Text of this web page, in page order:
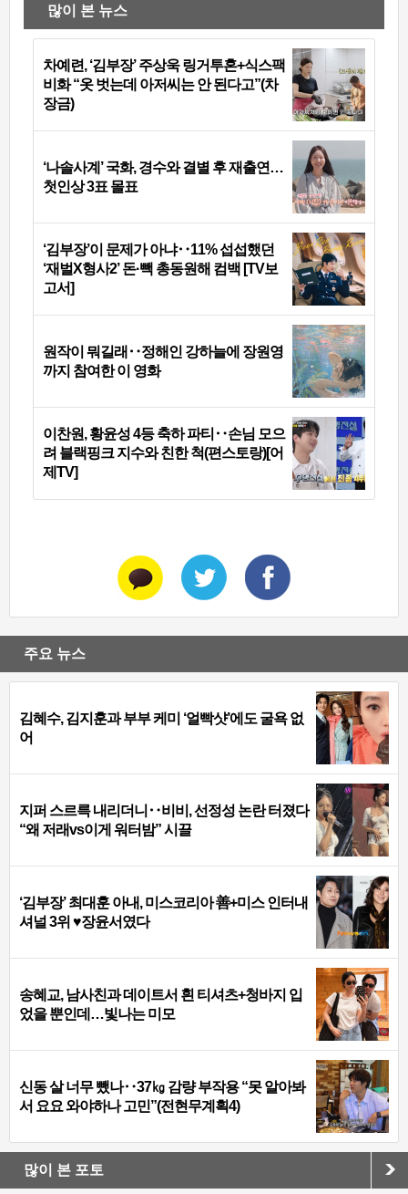
많이 본 뉴스
차예련, ‘김부장’ 주상욱 링거투혼+식스팩
비화 “옷 벗는데 아저씨는 안 된다고”(차
장금)
‘나솔사계’ 국화, 경수와 결별 후 재출연…
첫인상 3표 몰표
‘김부장’이 문제가 아냐‥11% 섭섭했던
‘재벌X형사2’ 돈·빽 총동원해 컴백 [TV보
고서]
원작이 뭐길래‥정해인 강하늘에 장원영
까지 참여한 이 영화
이찬원, 황윤성 4등 축하 파티‥손님 모으
려 블랙핑크 지수와 친한 척(편스토랑)[어
제TV]
주요 뉴스
김혜수, 김지훈과 부부 케미 ‘얼빡샷’에도 굴욕 없
어
지퍼 스르륵 내리더니‥비비, 선정성 논란 터졌다
“왜 저래vs이게 워터밤” 시끌
‘김부장’ 최대훈 아내, 미스코리아 善+미스 인터내
셔널 3위 ♥장윤서였다
송혜교, 남사친과 데이트서 흰 티셔츠+청바지 입
었을 뿐인데…빛나는 미모
신동 살 너무 뺐나‥37㎏ 감량 부작용 “못 알아봐
서 요요 와야하나 고민”(전현무계획4)
많이 본 포토